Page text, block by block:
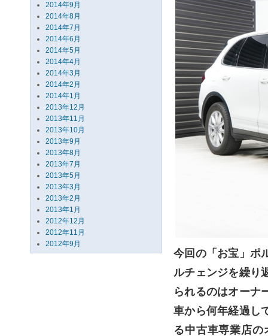
2014年9月
2014年8月
2014年7月
2014年6月
2014年5月
2014年4月
2014年3月
2014年2月
2014年1月
2013年12月
2013年11月
2013年10月
2013年9月
2013年8月
2013年7月
2013年5月
2013年3月
2013年2月
2013年1月
2012年12月
2012年11月
2012年9月
今回の「お宝」ポ
ルチェンジを繰り
られるのはオーナ
車から何年経過し
る中古車専業店